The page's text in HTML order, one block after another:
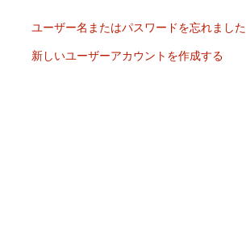
ユーザー名またはパスワードを忘れました
新しいユーザーアカウントを作成する